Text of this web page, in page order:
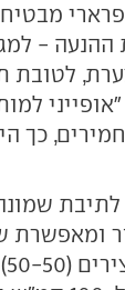
סל"ד.
ההנעה -
לטובת
כך
ומאפשרת